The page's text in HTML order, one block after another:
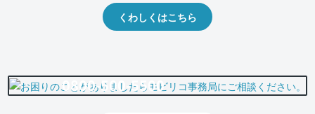
くわしくはこちら
0800-500-5500